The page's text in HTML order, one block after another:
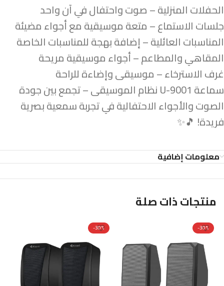
الحفلات المنزلية – صوت واحتفال في آن واحد
جلسات الاستماع – متعة موسيقية مع أجواء مضيئة
المناسبات العائلية – إضافة بهجة للمناسبات الخاصة
المقاهي والمطاعم – أجواء موسيقية مريحة
غرف الاسترخاء – موسيقى وإضاءة للراحة
سماعة U-9001 نظام الموسيقى – تجمع بين جودة
الصوت والأجواء الاحتفالية في تجربة سمعية بصرية
فريدة! 🎵✨
معلومات إضافية
منتجات ذات صلة
-30%
-30%